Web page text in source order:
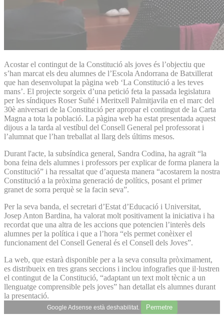
Acostar el contingut de la Constitució als joves és l’objectiu que
s’han marcat els deu alumnes de l’Escola Andorrana de Batxillerat
que han desenvolupat la pàgina web ‘La Constitució a les teves
mans’. El projecte sorgeix d’una petició feta la passada legislatura
per les síndiques Roser Suñé i Meritxell Palmitjavila en el marc del
30è aniversari de la Constitució per apropar el contingut de la Carta
Magna a tota la població. La pàgina web ha estat presentada aquest
dijous a la tarda al vestíbul del Consell General pel professorat i
l’alumnat que l’han treballat al llarg dels últims mesos.
Durant l'acte, la subsíndica general, Sandra Codina, ha agraït “la
bona feina dels alumnes i professors per explicar de forma planera la
Constitució” i ha ressaltat que d’aquesta manera “acostarem la nostra
Constitució a la pròxima generació de polítics, posant el primer
granet de sorra perquè se la facin seva”.
Per la seva banda, el secretari d’Estat d’Educació i Universitat,
Josep Anton Bardina, ha valorat molt positivament la iniciativa i ha
recordat que una altra de les accions que potencien l’interès dels
alumnes per la política i que a l’hora “els permet conèixer el
funcionament del Consell General és el Consell dels Joves”.
La web, que estarà disponible per a la seva consulta pròximament,
es distribueix en tres grans seccions i inclou infografies que il·lustren
el contingut de la Constitució, “adaptant un text molt tècnic a un
llenguatge comprensible pels joves” han detallat els alumnes durant
la presentació.
Google Adsense està deshabilitat. Permetre